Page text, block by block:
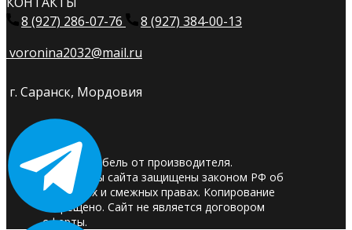
8 (927) 286-07-76
8 (927) 384-00-13
voronina2032@mail.ru
г. Саранск, Мордовия
© 2025. Мебель от производителя.
Материалы сайта защищены законом РФ об
авторских и смежных правах. Копирование
запрещено. Сайт не является договором
оферты.